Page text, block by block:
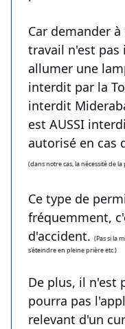
Car demander
travail n'est pas
allumer une
interdit par la
interdit
est AUSSI
autorisé en cas
(dans notre cas, la nécessité de
Ce type de
fréquemment,
d'accident. (Pas si la
s'éteindre en pleine prière etc.)
De plus, il n'est
pourra pas
relevant d'un